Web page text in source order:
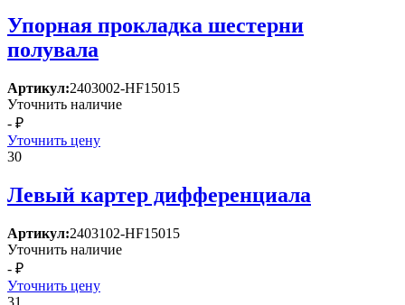
Упорная прокладка шестерни
полувала
Артикул:2403002-HF15015
Уточнить наличие
- ₽
Уточнить цену
30
Левый картер дифференциала
Артикул:2403102-HF15015
Уточнить наличие
- ₽
Уточнить цену
31